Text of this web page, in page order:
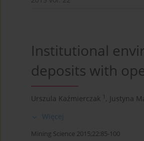
Institutional
deposits with
Urszula Kaźmierczak 1 , Justyna
Więcej
Mining Science 2015;22:85-100